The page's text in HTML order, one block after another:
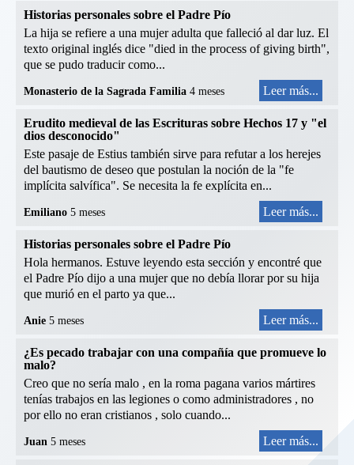
Historias personales sobre el Padre Pío
La hija se refiere a una mujer adulta que falleció al dar luz. El
texto original inglés dice "died in the process of giving birth",
que se pudo traducir como...
Monasterio de la Sagrada Familia 4 meses Leer más...
Erudito medieval de las Escrituras sobre Hechos 17 y "el
dios desconocido"
Este pasaje de Estius también sirve para refutar a los herejes
del bautismo de deseo que postulan la noción de la "fe
implícita salvífica". Se necesita la fe explícita en...
Emiliano 5 meses Leer más...
Historias personales sobre el Padre Pío
Hola hermanos. Estuve leyendo esta sección y encontré que
el Padre Pío dijo a una mujer que no debía llorar por su hija
que murió en el parto ya que...
Anie 5 meses Leer más...
¿Es pecado trabajar con una compañía que promueve lo
malo?
Creo que no sería malo , en la roma pagana varios mártires
tenías trabajos en las legiones o como administradores , no
por ello no eran cristianos , solo cuando...
Juan 5 meses Leer más...